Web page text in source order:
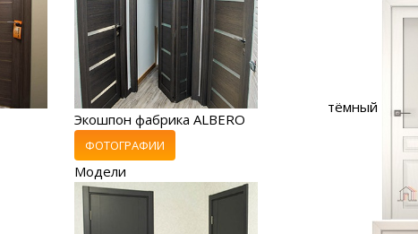
Экошпон фабрика ALBERO
ФОТОГРАФИИ
Модели
тёмный